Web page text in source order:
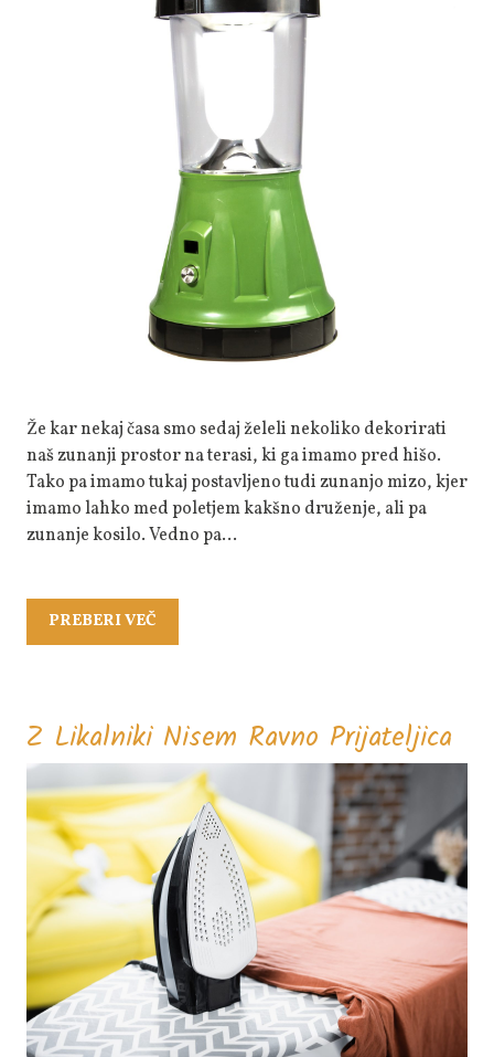
Za
Našo
Že kar nekaj časa smo sedaj želeli nekoliko dekorirati
naš zunanji prostor na terasi, ki ga imamo pred hišo.
Tako pa imamo tukaj postavljeno tudi zunanjo mizo, kjer
imamo lahko med poletjem kakšno druženje, ali pa
zunanje kosilo. Vedno pa…
PREBERI VEČ
VEČ
Z Likalniki Nisem Ravno Prijateljica